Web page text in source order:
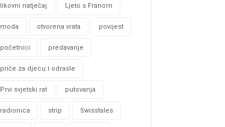
likovni natječaj Ljeto s Franom
moda otvorena vrata povijest
početnici predavanje
priče za djecu i odrasle
Prvi svjetski rat putovanja
radionica strip Swisstales